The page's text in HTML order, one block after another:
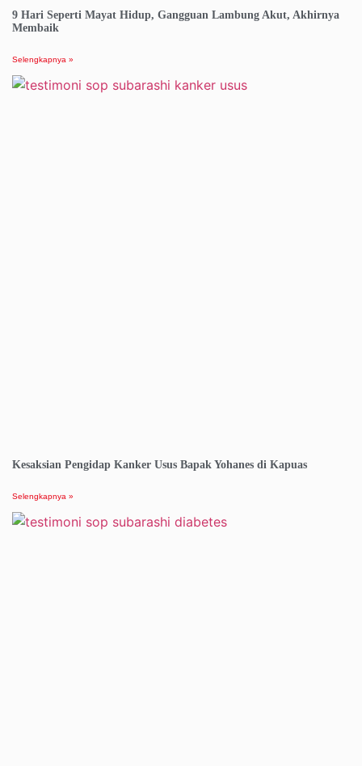
9 Hari Seperti Mayat Hidup, Gangguan Lambung Akut, Akhirnya
Membaik
Selengkapnya »
Kesaksian Pengidap Kanker Usus Bapak Yohanes di Kapuas
Selengkapnya »